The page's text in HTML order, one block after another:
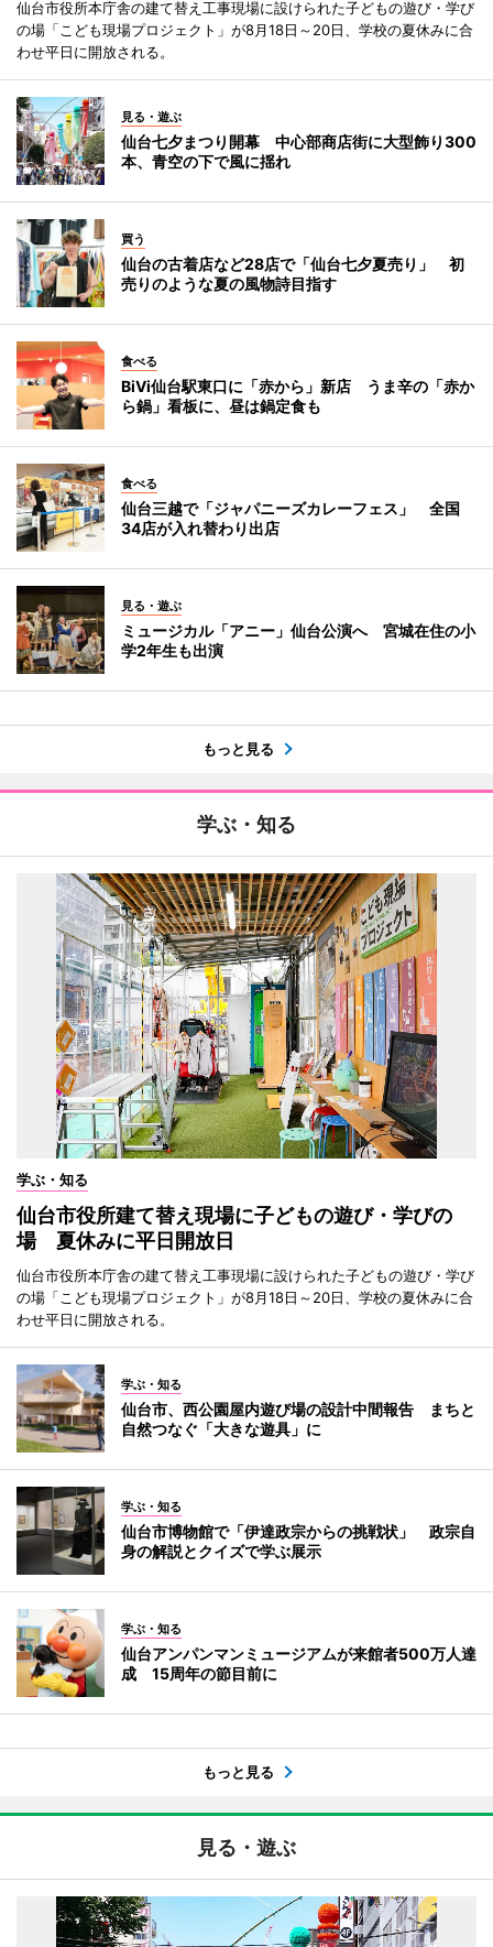
仙台市役所本庁舎の建て替え工事現場に設けられた子どもの遊び・学び
の場「こども現場プロジェクト」が8月18日～20日、学校の夏休みに合
わせ平日に開放される。
見る・遊ぶ
仙台七夕まつり開幕 中心部商店街に大型飾り300
本、青空の下で風に揺れ
買う
仙台の古着店など28店で「仙台七夕夏売り」 初
売りのような夏の風物詩目指す
食べる
BiVi仙台駅東口に「赤から」新店 うま辛の「赤か
ら鍋」看板に、昼は鍋定食も
食べる
仙台三越で「ジャパニーズカレーフェス」 全国
34店が入れ替わり出店
見る・遊ぶ
ミュージカル「アニー」仙台公演へ 宮城在住の小
学2年生も出演
もっと見る
学ぶ・知る
学ぶ・知る
仙台市役所建て替え現場に子どもの遊び・学びの
場 夏休みに平日開放日
仙台市役所本庁舎の建て替え工事現場に設けられた子どもの遊び・学び
の場「こども現場プロジェクト」が8月18日～20日、学校の夏休みに合
わせ平日に開放される。
学ぶ・知る
仙台市、西公園屋内遊び場の設計中間報告 まちと
自然つなぐ「大きな遊具」に
学ぶ・知る
仙台市博物館で「伊達政宗からの挑戦状」 政宗自
身の解説とクイズで学ぶ展示
学ぶ・知る
仙台アンパンマンミュージアムが来館者500万人達
成 15周年の節目前に
もっと見る
見る・遊ぶ